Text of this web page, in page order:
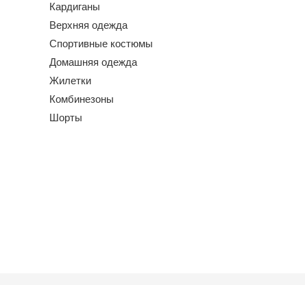
Кардиганы
Верхняя одежда
Спортивные костюмы
Домашняя одежда
Жилетки
Комбинезоны
Шорты